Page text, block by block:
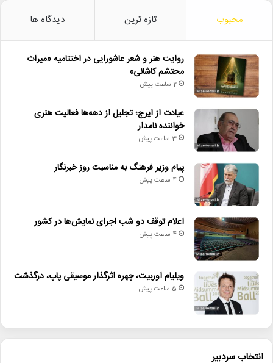
محبوب تازه ترین دیدگاه ها
روایت هنر و شعر عاشورایی در اختتامیه «میراث
محتشم کاشانی»
2 ساعت پیش
عیادت از ایرج؛ تجلیل از دهه‌ها فعالیت هنری
خواننده نامدار
3 ساعت پیش
پیام وزیر فرهنگ به مناسبت روز خبرنگار
4 ساعت پیش
اعلام توقف دو شب اجرای نمایش‌ها در کشور
4 ساعت پیش
ویلیام اوربیت، چهره اثرگذار موسیقی پاپ، درگذشت
5 ساعت پیش
انتخاب سردبیر